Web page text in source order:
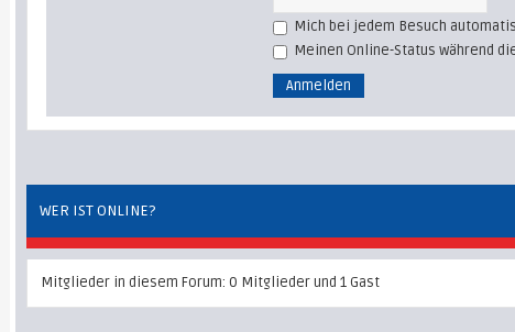
Mich bei jedem Besuch
Meinen Online-Status während
WER IST ONLINE?
Mitglieder in diesem Forum: 0 Mitglieder und 1 Gast